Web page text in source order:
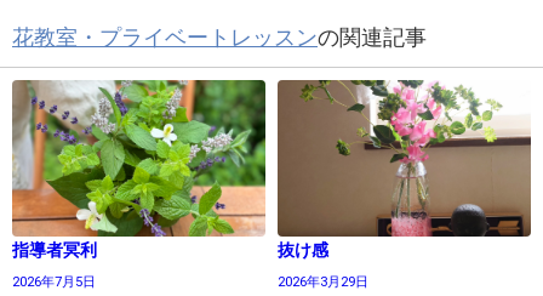
花教室・プライベートレッスンの関連記事
指導者冥利
2026年7月5日
抜け感
2026年3月29日